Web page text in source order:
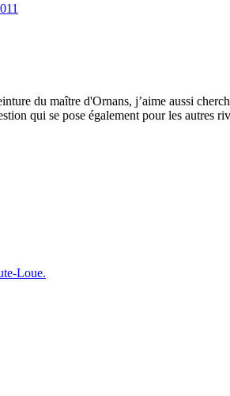
du maître d'Ornans, j’aime aussi
qui se pose également pour les autres
Loue.